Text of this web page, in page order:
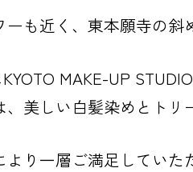
ーも近く、東本願寺の
KYOTO MAKE-UP
、美しい白髪染めとト
より一層ご満足してい